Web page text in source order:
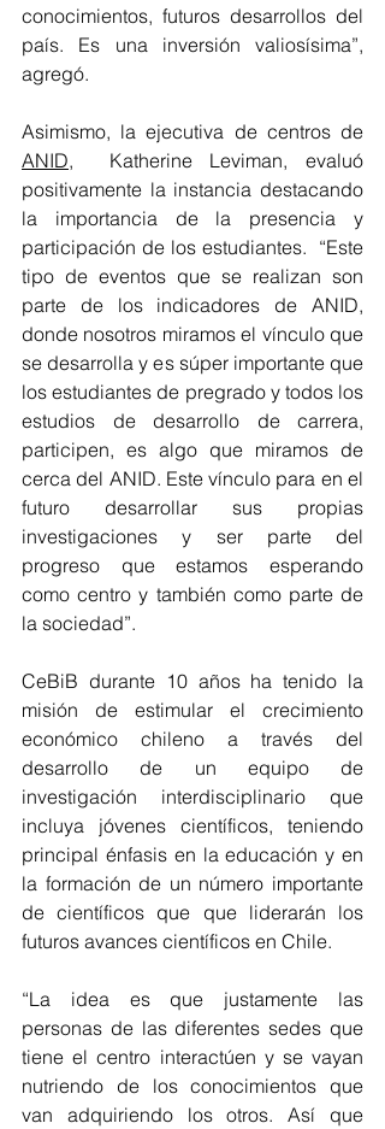
conocimientos, futuros desarrollos del
país. Es una inversión valiosísima”,
agregó.
ANID, Katherine Leviman, evaluó
positivamente la instancia destacando
la importancia de la presencia y
participación de los estudiantes.  “Este
tipo de eventos que se realizan son
parte de los indicadores de ANID,
donde nosotros miramos el vínculo que
se desarrolla y es súper importante que
los estudiantes de pregrado y todos los
estudios de desarrollo de carrera,
participen, es algo que miramos de
cerca del ANID. Este vínculo para en el
futuro desarrollar sus propias
investigaciones y ser parte del
progreso que estamos esperando
como centro y también como parte de
la sociedad”.
CeBiB durante 10 años ha tenido la
misión de estimular el crecimiento
económico chileno a través del
desarrollo de un equipo de
investigación interdisciplinario que
incluya jóvenes científicos, teniendo
principal énfasis en la educación y en
la formación de un número importante
de científicos que que liderarán los
futuros avances científicos en Chile.
“La idea es que justamente las
personas de las diferentes sedes que
tiene el centro interactúen y se vayan
nutriendo de los conocimientos que
van adquiriendo los otros. Así que